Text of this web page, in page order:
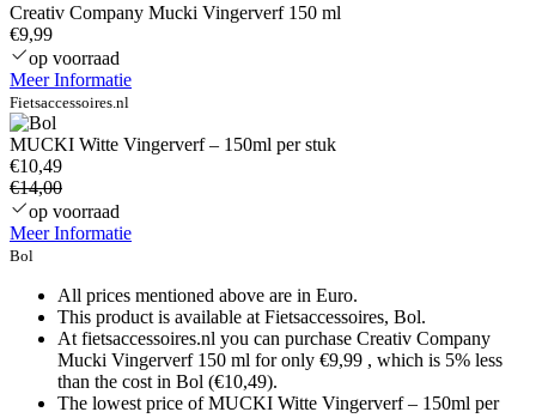
Creativ Company Mucki Vingerverf 150 ml
€9,99
op voorraad
Meer Informatie
Fietsaccessoires.nl
MUCKI Witte Vingerverf – 150ml per stuk
€10,49
€14,00
op voorraad
Meer Informatie
Bol
All prices mentioned above are in Euro.
This product is available at Fietsaccessoires, Bol.
At fietsaccessoires.nl you can purchase Creativ Company
Mucki Vingerverf 150 ml for only €9,99 , which is 5% less
than the cost in Bol (€10,49).
The lowest price of MUCKI Witte Vingerverf – 150ml per